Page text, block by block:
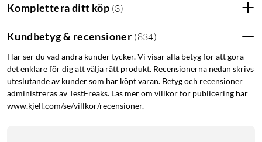
Komplettera ditt köp (3)
Kundbetyg & recensioner (834)
Här ser du vad andra kunder tycker. Vi visar alla betyg för att göra
det enklare för dig att välja rätt produkt. Recensionerna nedan skrivs
uteslutande av kunder som har köpt varan. Betyg och recensioner
administreras av TestFreaks. Läs mer om villkor för publicering här
www.kjell.com/se/villkor/recensioner.